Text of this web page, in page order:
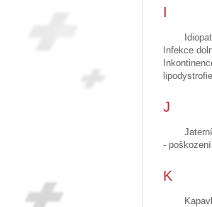
I
Infekce
lipodystrofie
J
-
K